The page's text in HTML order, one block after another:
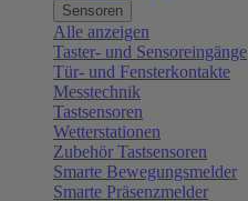
Sensoren
Alle anzeigen
Taster- und Sensoreingänge
Tür- und Fensterkontakte
Messtechnik
Tastsensoren
Wetterstationen
Zubehör Tastsensoren
Smarte Bewegungsmelder
Smarte Präsenzmelder